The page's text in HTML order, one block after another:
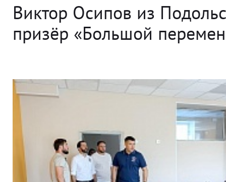
Виктор Осипов из
призёр «Большой